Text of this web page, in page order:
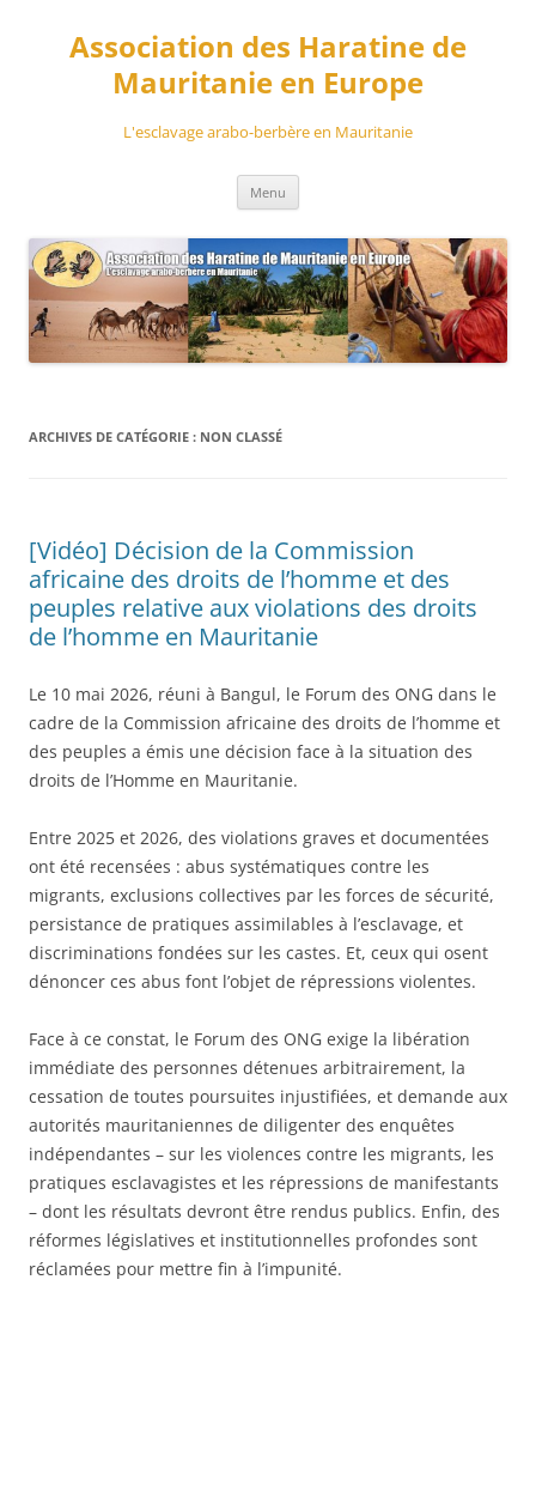
contenuAssociation des Haratine de
Mauritanie en Europe
L'esclavage arabo-berbère en Mauritanie
Menu
ARCHIVES DE CATÉGORIE : NON CLASSÉ
[Vidéo] Décision de la Commission
africaine des droits de l’homme et des
peuples relative aux violations des droits
de l’homme en Mauritanie
Le 10 mai 2026, réuni à Bangul, le Forum des ONG dans le
cadre de la Commission africaine des droits de l’homme et
des peuples a émis une décision face à la situation des
droits de l’Homme en Mauritanie.
Entre 2025 et 2026, des violations graves et documentées
ont été recensées : abus systématiques contre les
migrants, exclusions collectives par les forces de sécurité,
persistance de pratiques assimilables à l’esclavage, et
discriminations fondées sur les castes. Et, ceux qui osent
dénoncer ces abus font l’objet de répressions violentes.
Face à ce constat, le Forum des ONG exige la libération
immédiate des personnes détenues arbitrairement, la
cessation de toutes poursuites injustifiées, et demande aux
autorités mauritaniennes de diligenter des enquêtes
indépendantes – sur les violences contre les migrants, les
pratiques esclavagistes et les répressions de manifestants
– dont les résultats devront être rendus publics. Enfin, des
réformes législatives et institutionnelles profondes sont
réclamées pour mettre fin à l’impunité.